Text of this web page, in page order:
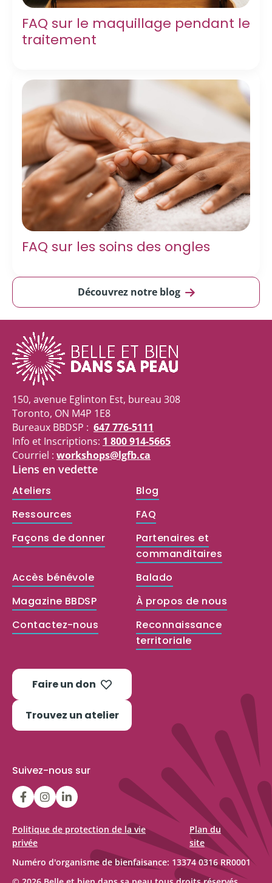
FAQ sur le maquillage pendant le
traitement
FAQ sur les soins des ongles
Découvrez notre blog
150, avenue Eglinton Est, bureau 308
Toronto, ON M4P 1E8
Bureaux BBDSP : 647 776-5111
Info et Inscriptions: 1 800 914-5665
Courriel : workshops@lgfb.ca
Liens en vedette
Ateliers
Blog
Ressources
FAQ
Façons de donner
Partenaires et
commanditaires
Accès bénévole
Balado
Magazine BBDSP
À propos de nous
Contactez-nous
Reconnaissance
territoriale
Faire un don
Trouvez un atelier
Suivez-nous sur
LGFBCanada
LGFBCanada
Belle
et
bien
dans
sa
Politique de protection de la vie
privée
Plan du
site
Numéro d'organisme de bienfaisance: 13374 0316 RR0001